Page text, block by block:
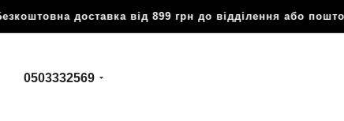
доставка від 899 грн до відділення або
0503332569